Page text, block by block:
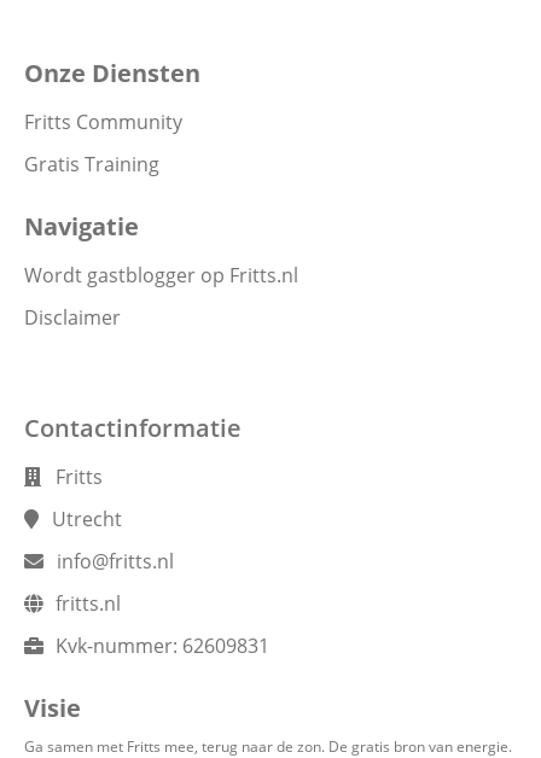
Onze Diensten
Fritts Community
Gratis Training
Navigatie
Wordt gastblogger op Fritts.nl
Disclaimer
Contactinformatie
Fritts
Utrecht
info@fritts.nl
fritts.nl
Kvk-nummer: 62609831
Visie
Ga samen met Fritts mee, terug naar de zon. De gratis bron van energie.